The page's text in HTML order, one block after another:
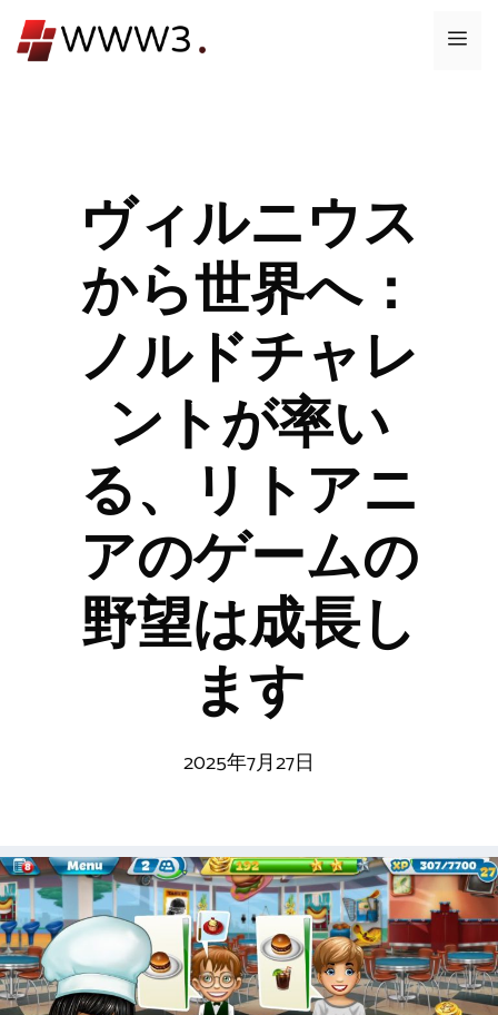
ン
メ
ヴィルニウス
から世界へ：
ノルドチャレ
ントが率い
る、リトアニ
アのゲームの
野望は成長し
ます
2025年7月27日